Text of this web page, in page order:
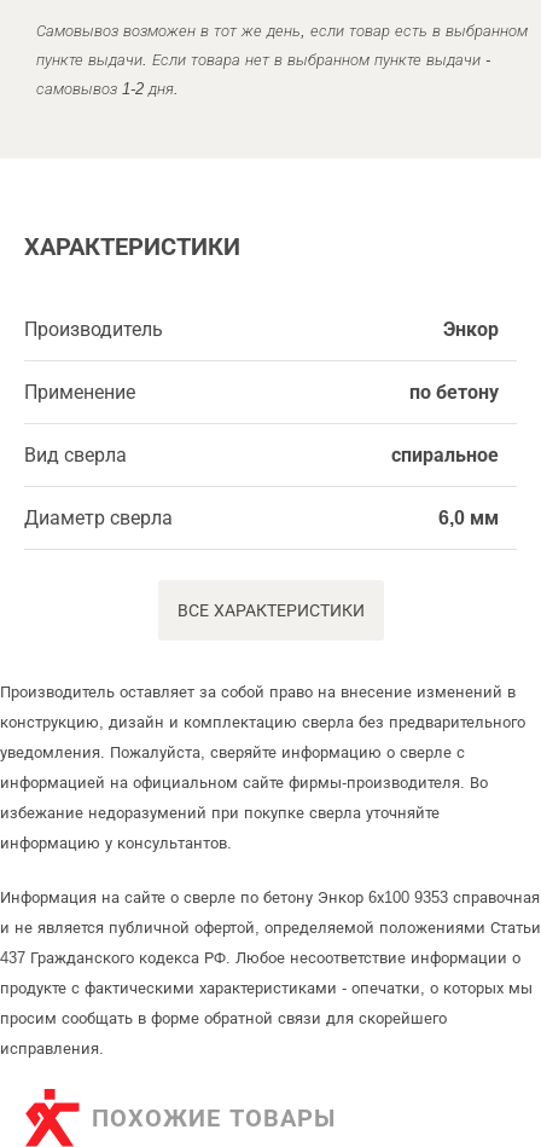
Самовывоз возможен в тот же день, если товар есть в выбранном
пункте выдачи. Если товара нет в выбранном пункте выдачи -
самовывоз 1-2 дня.
ХАРАКТЕРИСТИКИ
Производитель Энкор
Применение по бетону
Вид сверла спиральное
Диаметр сверла 6,0 мм
ВСЕ ХАРАКТЕРИСТИКИ
Производитель оставляет за собой право на внесение изменений в
конструкцию, дизайн и комплектацию сверла без предварительного
уведомления. Пожалуйста, сверяйте информацию о сверле с
информацией на официальном сайте фирмы-производителя. Во
избежание недоразумений при покупке сверла уточняйте
информацию у консультантов.
Информация на сайте о сверле по бетону Энкор 6х100 9353 справочная
и не является публичной офертой, определяемой положениями Статьи
437 Гражданского кодекса РФ. Любое несоответствие информации о
продукте с фактическими характеристиками - опечатки, о которых мы
просим сообщать в форме обратной связи для скорейшего
исправления.
ПОХОЖИЕ ТОВАРЫ